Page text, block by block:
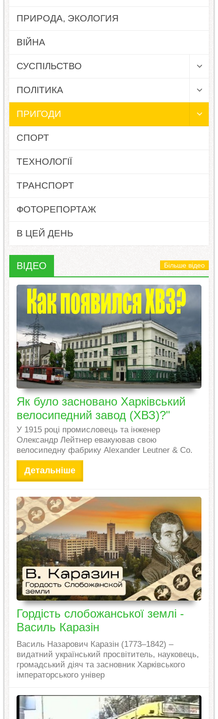
ПРИРОДА, ЭКОЛОГИЯ
ВІЙНА
СУСПІЛЬСТВО
ПОЛІТИКА
ПРИГОДИ
СПОРТ
ТЕХНОЛОГІЇ
ТРАНСПОРТ
ФОТОРЕПОРТАЖ
В ЦЕЙ ДЕНЬ
ВІДЕО Більше відео
Як було засновано Харківський
велосипедний завод (ХВЗ)?"
У 1915 році промисловець та інженер
Олександр Лейтнер евакуював свою
велосипедну фабрику Alexander Leutner & Co.
Детальніше
Гордість слобожанської землі -
Василь Каразін
Василь Назарович Каразін (1773–1842) –
видатний український просвітитель, науковець,
громадський діяч та засновник Харківського
імператорського універ